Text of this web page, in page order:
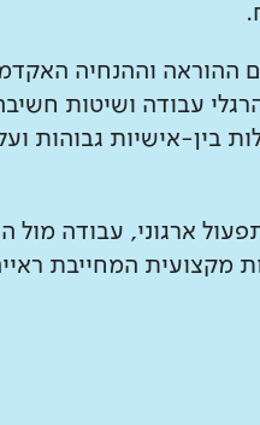
ההוראה וההנחיה
עבודה ושיטות
בין-אישיות
ארגוני, עבודה מול
המחייבת